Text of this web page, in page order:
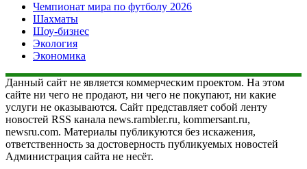
Чемпионат мира по футболу 2026
Шахматы
Шоу-бизнес
Экология
Экономика
Данный сайт не является коммерческим проектом. На этом
сайте ни чего не продают, ни чего не покупают, ни какие
услуги не оказываются. Сайт представляет собой ленту
новостей RSS канала news.rambler.ru, kommersant.ru,
newsru.com. Материалы публикуются без искажения,
ответственность за достоверность публикуемых новостей
Администрация сайта не несёт.